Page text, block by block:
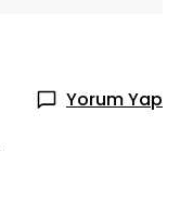
Yorum Yap